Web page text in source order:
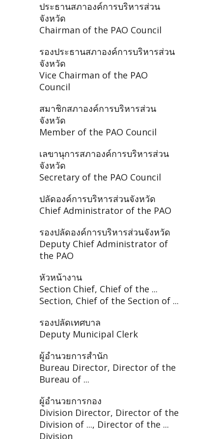
ประธานสภาองค์การบริหารส่วน
จังหวัด
Chairman of the PAO Council
รองประธานสภาองค์การบริหารส่วน
จังหวัด
Vice Chairman of the PAO
Council
สมาชิกสภาองค์การบริหารส่วน
จังหวัด
Member of the PAO Council
เลขานุการสภาองค์การบริหารส่วน
จังหวัด
Secretary of the PAO Council
ปลัดองค์การบริหารส่วนจังหวัด
Chief Administrator of the PAO
รองปลัดองค์การบริหารส่วนจังหวัด
Deputy Chief Administrator of
the PAO
หัวหน้างาน
Section Chief, Chief of the ...
Section, Chief of the Section of ...
รองปลัดเทศบาล
Deputy Municipal Clerk
ผู้อำนวยการสำนัก
Bureau Director, Director of the
Bureau of ...
ผู้อำนวยการกอง
Division Director, Director of the
Division of ..., Director of the ...
Division